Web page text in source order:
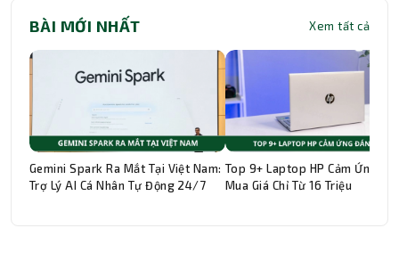
BÀI MỚI NHẤT Xem tất cả
Gemini Spark Ra Mắt Tại Việt Nam:
Trợ Lý AI Cá Nhân Tự Động 24/7
Top 9+ Laptop HP Cảm Ứng
Mua Giá Chỉ Từ 16 Triệu